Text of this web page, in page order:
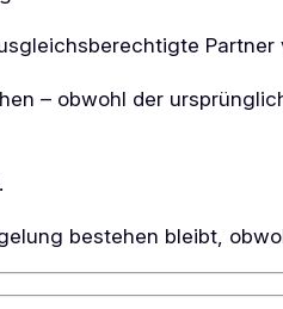
Partner
– obwohl der
bestehen bleibt,